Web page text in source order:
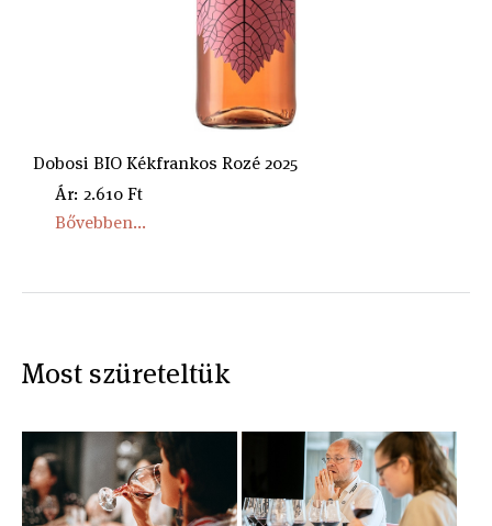
Dobosi BIO Kékfrankos Rozé 2025
Ár: 2.610 Ft
Bővebben...
Most szüreteltük